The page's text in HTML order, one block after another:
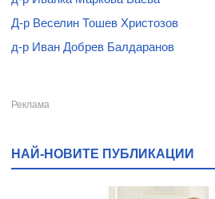
Д-р Веселин Тошев Христозов
д-р Иван Добрев Балдаранов
НАЙ-НОВИТЕ ПУБЛИКАЦИИ